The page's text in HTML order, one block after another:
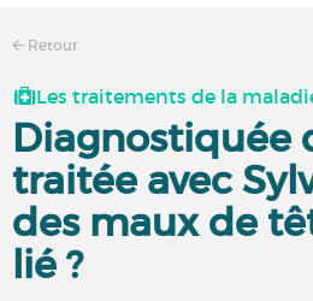
Retour
Les traitements de la
Diagnostiquée
traitée avec
des maux de
lié ?